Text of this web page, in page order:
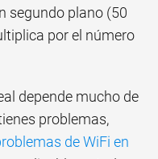
segundo plano (50
por el número
depende mucho de
problemas,
de WiFi en